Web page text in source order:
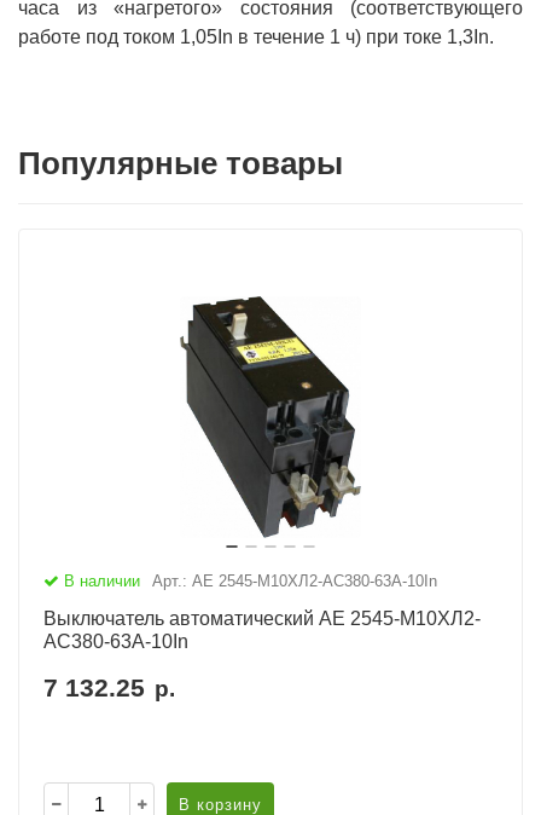
часа из «нагретого» состояния (соответствующего
работе под током 1,05In в течение 1 ч) при токе 1,3In.
Популярные товары
В наличии Арт.: АЕ 2545-М10ХЛ2-AC380-63А-10In
Выключатель автоматический АЕ 2545-М10ХЛ2-
AC380-63А-10In
7 132.25 р.
В корзину